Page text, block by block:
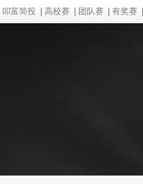
叩富简投 高校赛 团队赛 有奖赛